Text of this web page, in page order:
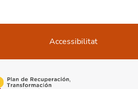
Accessibilitat
opens in a new tab